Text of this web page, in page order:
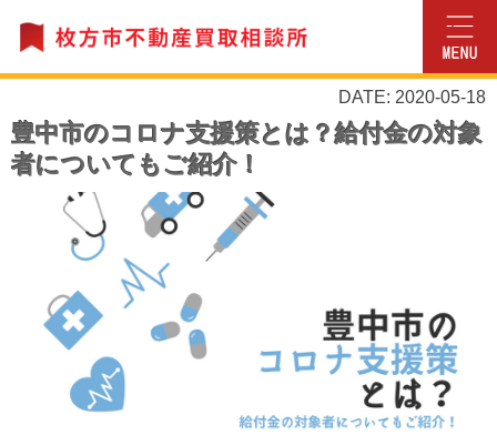
DATE: 2020-05-18
豊中市のコロナ支援策とは？給付金の対象
者についてもご紹介！